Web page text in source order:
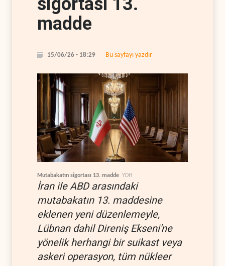
madde
15/06/26 - 18:29 Bu sayfayı yazdır
Mutabakatın sigortası 13. madde YDH
İran ile ABD arasındaki
mutabakatın 13. maddesine
eklenen yeni düzenlemeyle,
Lübnan dahil Direniş Ekseni'ne
yönelik herhangi bir suikast veya
askeri operasyon, tüm nükleer